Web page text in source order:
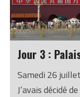
prier le ciel
pas tout à fait
mauvaise
dieux ont
Jour 3 :
Samedi 26
J’avais décidé